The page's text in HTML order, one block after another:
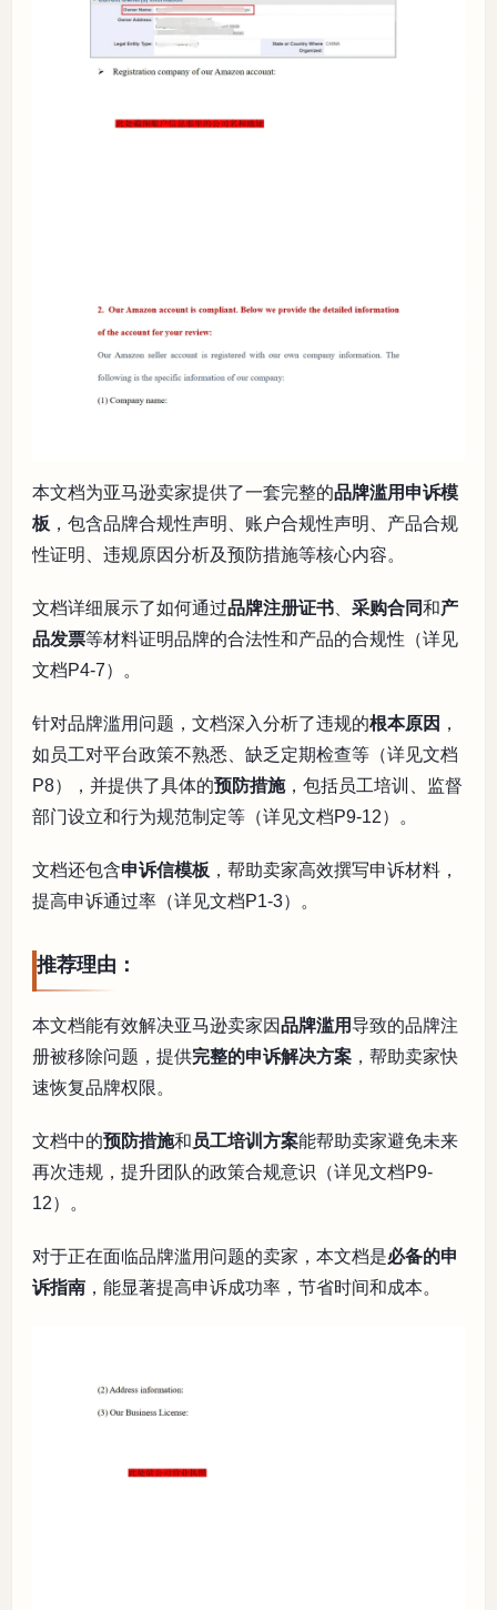
本文档为亚马逊卖家提供了一套完整的品牌滥用申诉模
板 ，包含品牌合规性声明、账户合规性声明、产品合规
性证明、违规原因分析及预防措施等核心内容。
文档详细展示了如何通过品牌注册证书 采购合同和产
品发票等材料证明品牌的合法性和产品的合规性（详见
文档P4-7）。
针对品牌滥用问题，文档深入分析了违规的根本原因 ，
如员工对平台政策不熟悉、缺乏定期检查等（详见文档
P8），并提供了具体的预防措施，包括员工培训、监督
部门设立和行为规范制定等（详见文档P9-12）。
文档还包含申诉信模板 ，帮助卖家高效撰写申诉材料，
提高申诉通过率（详见文档P1-3）。
推荐理由：
本文档能有效解决亚马逊卖家因品牌滥用导致的品牌注
册被移除问题，提供完整的申诉解决方案 ，帮助卖家快
速恢复品牌权限。
文档中的预防措施和 员工培训方案能帮助卖家避免未来
再次违规，提升团队的政策合规意识（详见文档P9-
12）。
对于正在面临品牌滥用问题的卖家，本文档是必备的申
诉指南 ，能显著提高申诉成功率，节省时间和成本。